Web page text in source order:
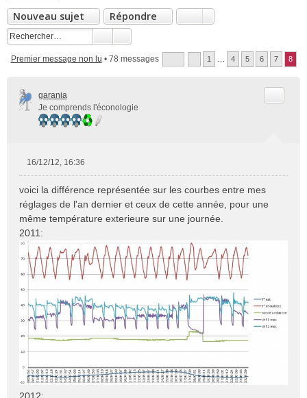
Nouveau sujet Répondre
Premier message non lu • 78 messages 1 4 5 6 7 8
garania
Je comprends l'éconologie
s
s
a
g
e
n
o
u
16/12/12, 16:36
voici la différence représentée sur les courbes entre mes
réglages de l'an dernier et ceux de cette année, pour une
même température exterieure sur une journée.
2011:
2012: